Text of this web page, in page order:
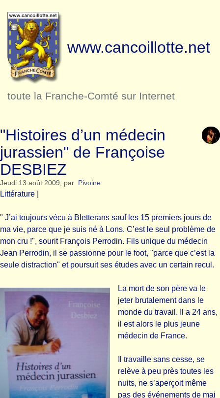
www.cancoillotte.net
toute la Franche-Comté sur Internet
"Histoires d’un médecin
jurassien" de Françoise
DESBIEZ
Jeudi 13 août 2009, par Pivoine
Littérature
" J’ai toujours vécu à Bletterans sauf les 15 premiers jours de
ma vie, parce que je suis né à Lons. C’est le seul problème de
mon cru !", sourit François Perrodin. Fils unique du médecin
Jean Perrodin, il se passionne pour le foot, "parce que c’est la
seule distraction" et poursuit ses études avec un certain recul.
La mort de son père va le
jeter brutalement dans le
monde du travail. Il a 24 ans,
il est alors le plus jeune
médecin de France.
Il travaille sans cesse, se
relève à peu près toutes les
nuits, ne s’aperçoit même
pas des événements de mai